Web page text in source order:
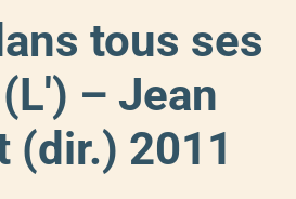
tous ses
– Jean
(dir.) 2011